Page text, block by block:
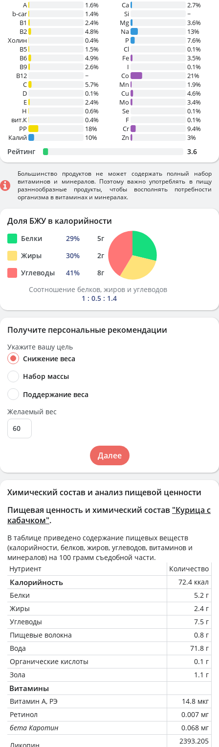
Химический состав и анализ пищевой ценности
Пищевая ценность и химический состав "Курица с
кабачком".
В таблице приведено содержание пищевых веществ
(калорийности, белков, жиров, углеводов, витаминов и
минералов) на 100 грамм съедобной части.
Нутриент
Количество
Калорийность
72.4 ккал
Белки
5.2 г
Жиры
2.4 г
Углеводы
7.5 г
Пищевые волокна
0.8 г
Вода
71.8 г
Органические кислоты
0.1 г
Зола
1.1 г
Витамины
Витамин А, РЭ
14.8 мкг
Ретинол
0.007 мг
бета Каротин
0.068 мг
2393.205
A
1.6%
b-car
1.4%
В1
2.4%
B2
4.8%
Холин
0.4%
B5
1.5%
B6
4.9%
B9
2.6%
B12
~
C
5.7%
D
0.1%
E
2.4%
H
0.6%
вит.К
0.4%
PP
18%
Калий
10%
Ca
2.7%
Si
~
Mg
3.6%
Na
13%
P
7.6%
Cl
0.1%
Fe
3.5%
I
0.1%
Co
21%
Mn
1.9%
Cu
4.6%
Mo
3.4%
Se
0.1%
F
0.1%
Cr
9.4%
Zn
3%
Рейтинг 3.6
Большинство продуктов не может содержать полный набор
витаминов и минералов. Поэтому важно употреблять в пищу
разннообразные продукты, чтобы восполнять потребности
организма в витаминах и минералах.
Доля БЖУ в калорийности
Белки 29% 5г
Жиры
30% 2г
Углеводы
41% 8г
Соотношение белков, жиров и углеводов
1 : 0.5 : 1.4
Получите персональные рекомендации
Укажите вашу цель
Снижение веса
Набор массы
Поддержание веса
Желаемый вес
Далее